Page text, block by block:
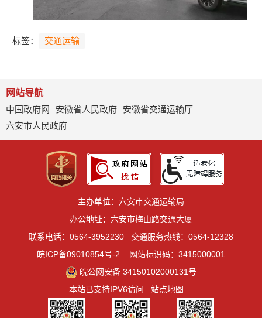
标签： 交通运输
网站导航
中国政府网
安徽省人民政府
安徽省交通运输厅
六安市人民政府
主办单位：六安市交通运输局
办公地址：六安市梅山路交通大厦
联系电话：0564-3952230
交通服务热线：0564-12328
皖ICP备09010854号-2
网站标识码：3415000001
皖公网安备 34150102000131号
本站已支持IPV6访问
站点地图